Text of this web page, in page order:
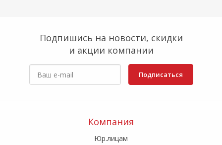
Подпишись на новости, скидки
и акции компании
Подписаться
Компания
Юр.лицам